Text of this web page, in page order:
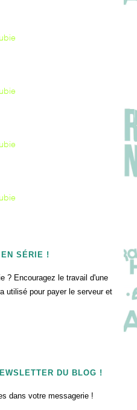
SÉRIE !
? Encouragez le travail d'une
utilisé pour payer le serveur et
DU BLOG !
dans votre messagerie !